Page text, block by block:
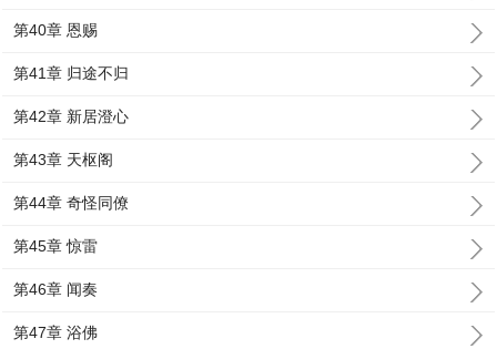
第40章 恩赐
第41章 归途不归
第42章 新居澄心
第43章 天枢阁
第44章 奇怪同僚
第45章 惊雷
第46章 闻奏
第47章 浴佛